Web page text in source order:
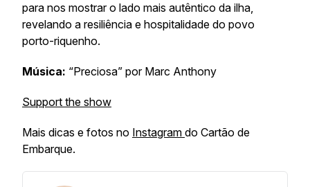
para nos mostrar o lado mais autêntico da ilha,
revelando a resiliência e hospitalidade do povo
porto-riquenho.
Música: “Preciosa” por Marc Anthony
Support the show
Mais dicas e fotos no Instagram do Cartão de
Embarque.